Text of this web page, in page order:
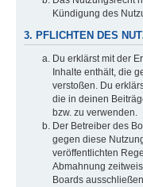
Kündigung des
3. PFLICHTEN DES
Du erklärst mit der
Inhalte enthält, die
verstoßen. Du
die in deinen
bzw. zu verwenden.
Der Betreiber des
gegen diese
veröffentlichten
Abmahnung
Boards